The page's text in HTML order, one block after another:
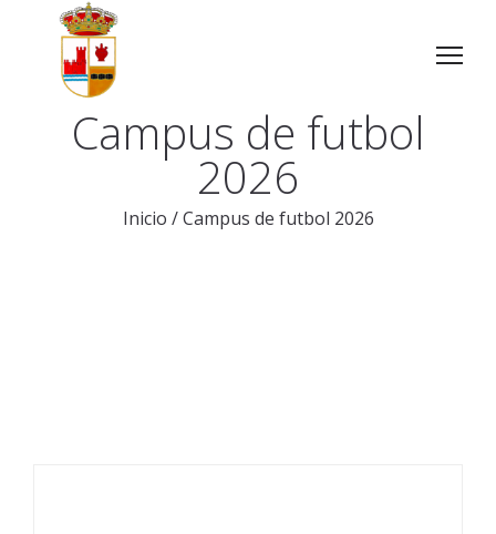
Campus de futbol
2026
Inicio /Campus de futbol 2026